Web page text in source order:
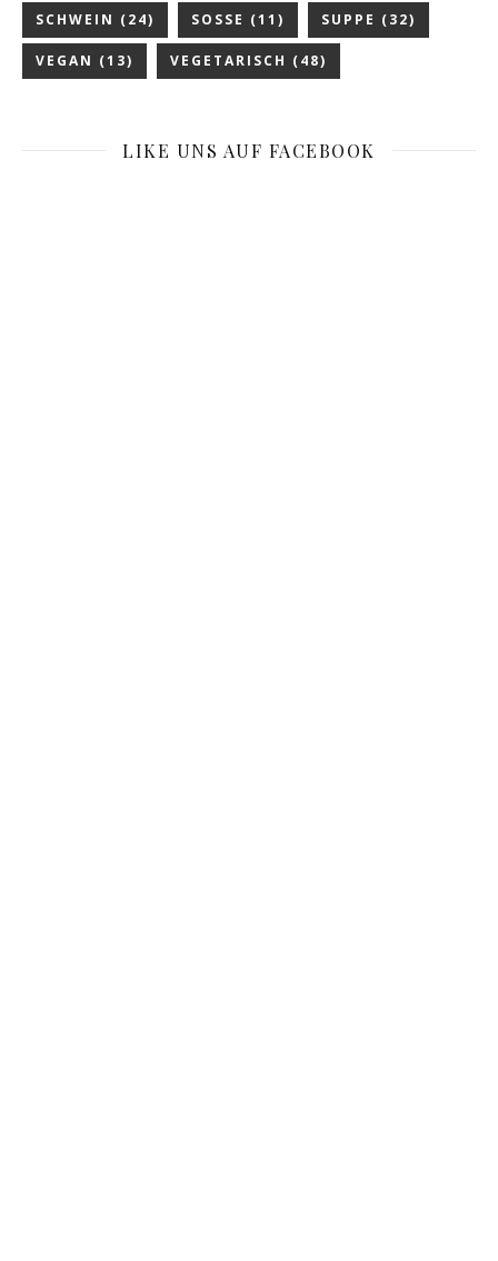
SCHWEIN (24) SOSSE (11) SUPPE (32)
VEGAN (13) VEGETARISCH (48)
LIKE UNS AUF FACEBOOK